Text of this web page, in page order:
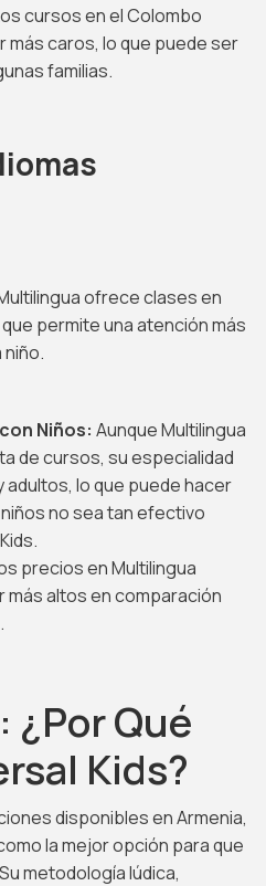
cursos en el Colombo
más caros, lo que puede ser
familias.
ofrece clases en
permite una atención más
Niños: Aunque Multilingua
de cursos, su especialidad
lo que puede hacer
no sea tan efectivo
precios en Multilingua
más altos en comparación
¿Por Qué
Kids?
disponibles en Armenia,
la mejor opción para que
metodología lúdica,